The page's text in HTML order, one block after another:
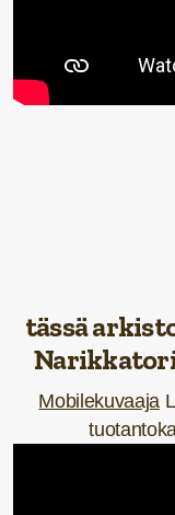
tässä
Mobilekuvaaja